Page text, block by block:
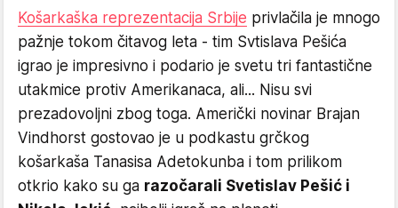
Košarkaška reprezentacija Srbije privlačila je mnogo
pažnje tokom čitavog leta - tim Svtislava Pešića
igrao je impresivno i podario je svetu tri fantastične
utakmice protiv Amerikanaca, ali... Nisu svi
prezadovoljni zbog toga. Američki novinar Brajan
Vindhorst gostovao je u podkastu grčkog
košarkaša Tanasisa Adetokunba i tom prilikom
otkrio kako su ga razočarali Svetislav Pešić i